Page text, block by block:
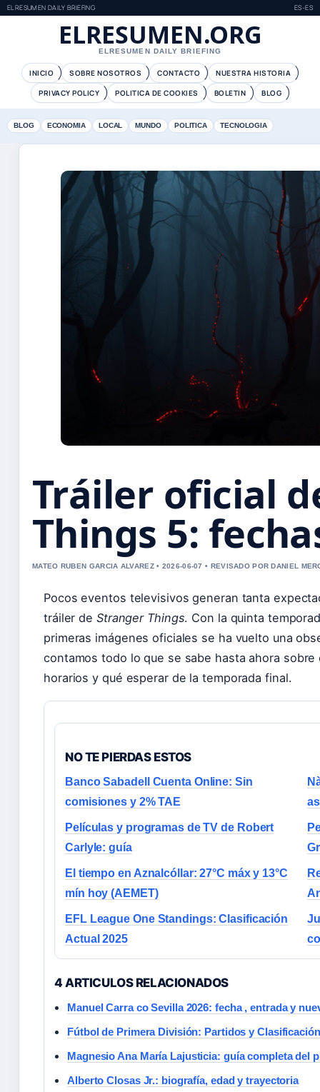
ELRESUMEN DAILY BRIEFING ES-ES
ELRESUMEN.ORG
ELRESUMEN DAILY BRIEFING
INICIO SOBRE NOSOTROS CONTACTO
NUESTRA HISTORIA
PRIVACY POLICY
POLITICA DE COOKIES BOLETIN BLOG
BLOG ECONOMIA LOCAL MUNDO POLITICA TECNOLOGIA
Tráiler oficial
Things 5:
MATEO RUBEN GARCIA ALVAREZ • 2026-06-07 • REVISADO POR DANIEL
Pocos eventos televisivos generan tanta
tráiler de Stranger Things. Con la quinta
primeras imágenes oficiales se ha vuelto una
contamos todo lo que se sabe hasta ahora
horarios y qué esperar de la temporada final.
NO TE PIERDAS ESTOS
Banco Sabadell Cuenta Online: Sin
comisiones y 2% TAE
Películas y programas de TV de Robert
Carlyle: guía
El tiempo en Aznalcóllar: 27°C máx y 13°C
mín hoy (AEMET)
EFL League One Standings: Clasificación
Actual 2025
4 ARTICULOS RELACIONADOS
Manuel Carra co Sevilla 2026: fecha , entrada y
Fútbol de Primera División: Partidos y
Magnesio Ana María Lajusticia: guía completa del
Alberto Closas Jr.: biografía, edad y trayectoria